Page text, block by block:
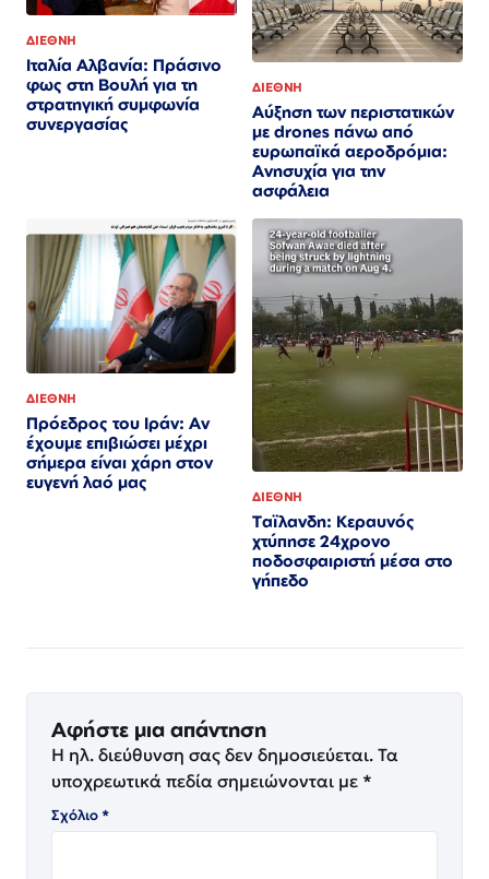
ΔΙΕΘΝΗ
Ιταλία Αλβανία: Πράσινο
φως στη Βουλή για τη
στρατηγική συμφωνία
συνεργασίας
ΔΙΕΘΝΗ
Αύξηση των περιστατικών
με drones πάνω από
ευρωπαϊκά αεροδρόμια:
Ανησυχία για την
ασφάλεια
ΔΙΕΘΝΗ
Πρόεδρος του Ιράν: Αν
έχουμε επιβιώσει μέχρι
σήμερα είναι χάρη στον
ευγενή λαό μας
ΔΙΕΘΝΗ
Ταϊλανδη: Κεραυνός
χτύπησε 24χρονο
ποδοσφαιριστή μέσα στο
γήπεδο
Αφήστε μια απάντηση
Η ηλ. διεύθυνση σας δεν δημοσιεύεται. Τα
υποχρεωτικά πεδία σημειώνονται με *
Σχόλιο*